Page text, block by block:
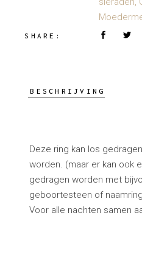
SHARE:
BESCHRIJVING
Deze ring kan los
worden. (maar er kan ook
gedragen worden met
geboortesteen of
Voor alle nachten samen